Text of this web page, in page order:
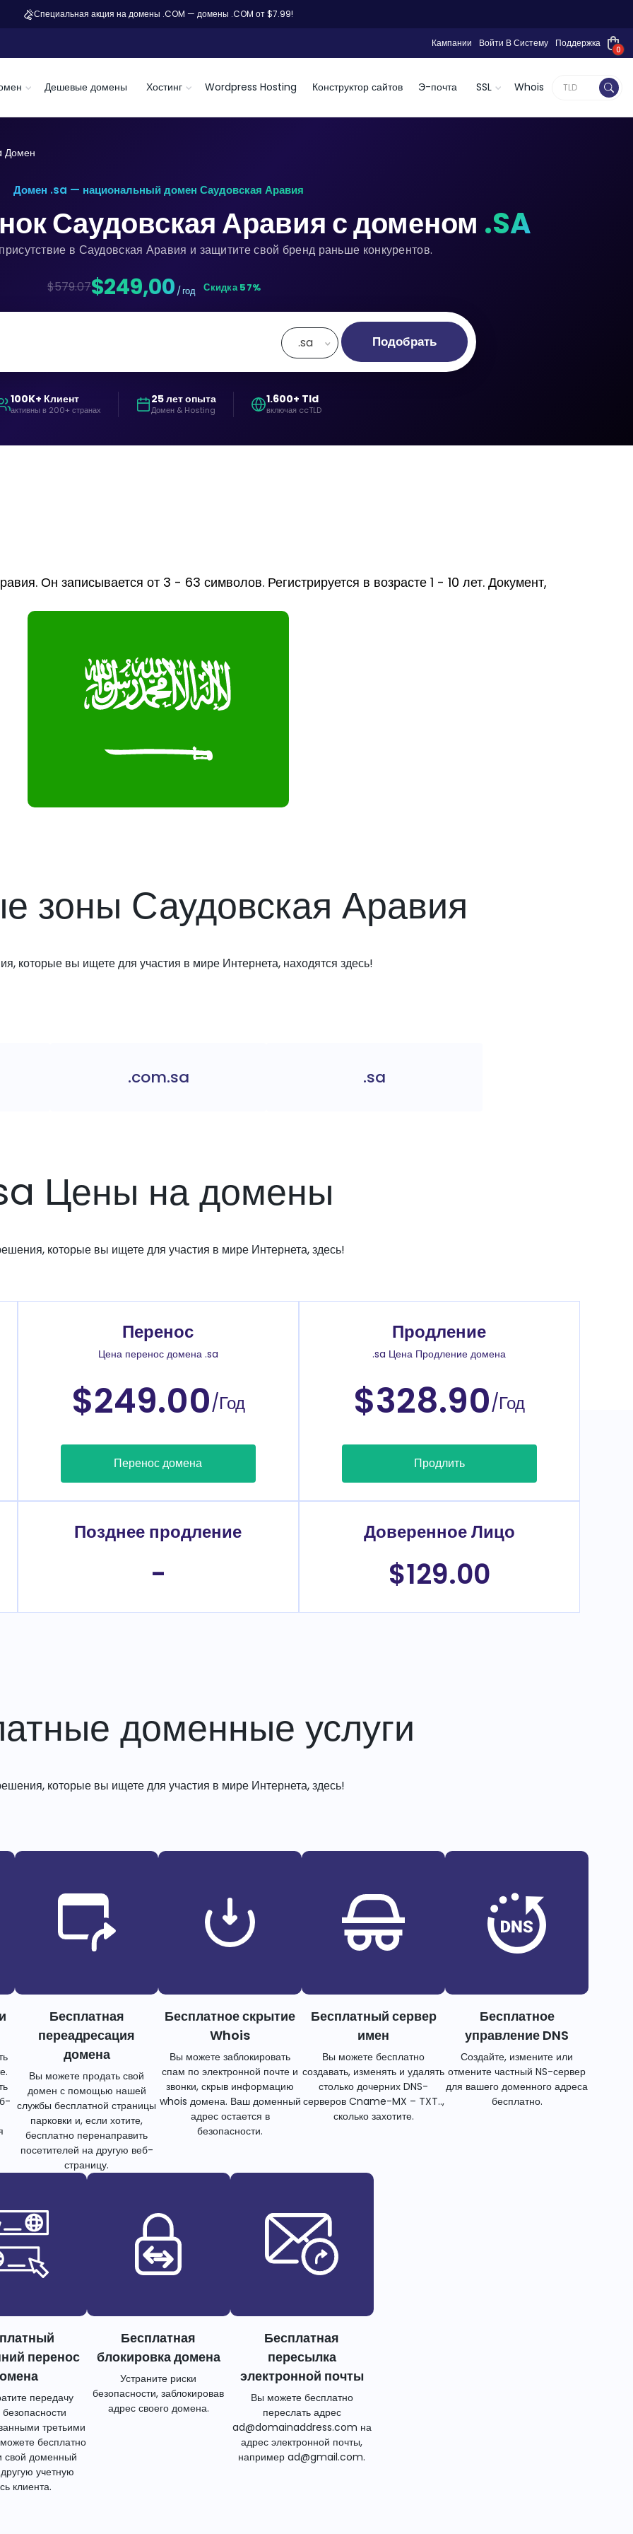
Специальная акция на домены .COM — домены .COM от $7.99!
Кампании Войти В Систему Поддержка
0
Дешевые домены Хостинг Wordpress Hosting Конструктор сайтов Э-почта SSL Whois
Домен
Домен .sa — национальный домен Саудовская Аравия
Саудовская Аравия с доменом .SA
в Саудовская Аравия и защитите свой бренд раньше конкурентов.
$579.07$249,00 / год Скидка 57%
.sa Подобрать
100K+ Клиент
активны в 200+ странах
25 лет опыта
Домен & Hosting
1.600+ Tld
включая ccTLD
Он записывается от 3 - 63 символов. Регистрируется в возрасте 1 - 10 лет. Документ,
зоны Саудовская Аравия
которые вы ищете для участия в мире Интернета, находятся здесь!
.com.sa .sa
Цены на домены
которые вы ищете для участия в мире Интернета, здесь!
Перенос
Цена перенос домена .sa
$249.00/Год
Перенос домена
Продление
.sa Цена Продление домена
$328.90/Год
Продлить
Позднее продление
-
Доверенное Лицо
$129.00
доменные услуги
которые вы ищете для участия в мире Интернета, здесь!
Бесплатная
переадресация
домена
Вы можете продать свой
домен с помощью нашей
службы бесплатной страницы
парковки и, если хотите,
бесплатно перенаправить
посетителей на другую веб-
страницу.
Бесплатное скрытие
Whois
Вы можете заблокировать
спам по электронной почте и
звонки, скрыв информацию
whois домена. Ваш доменный
адрес остается в
безопасности.
Бесплатный сервер
имен
Вы можете бесплатно
создавать, изменять и удалять
столько дочерних DNS-
серверов Cname-MX – TXT..,
сколько захотите.
Бесплатное
управление DNS
Создайте, измените или
отмените частный NS-сервер
для вашего доменного адреса
бесплатно.
перенос
передачу
третьими
бесплатно
свой доменный
учетную
клиента.
Бесплатная
блокировка домена
Устраните риски
безопасности, заблокировав
адрес своего домена.
Бесплатная
пересылка
электронной почты
Вы можете бесплатно
переслать адрес
ad@domainaddress.com на
адрес электронной почты,
например ad@gmail.com.